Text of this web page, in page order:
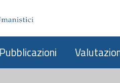
Pubblicazioni